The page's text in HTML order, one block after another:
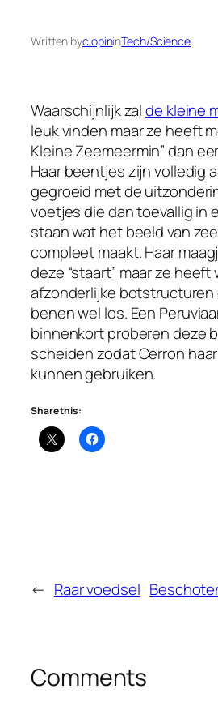
Written byclopininTech/Science
Waarschijnlijk zalde kleine
leuk vinden maar ze heeft
Kleine Zeemeermin” dan
Haar beentjes zijn volledig
gegroeid met de
voetjes die dan toevallig in
staan wat het beeld van
compleet maakt. Haar
deze “staart” maar ze heeft
afzonderlijke botstructuren
benen wel los. Een
binnenkort proberen deze
scheiden zodat Cerron
kunnen gebruiken.
Share this:
← Raar voedsel
Comments